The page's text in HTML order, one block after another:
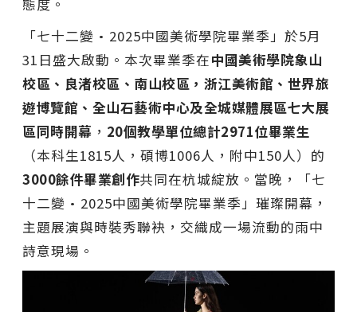
「七十二變•2025中國美術學院畢業季」於5月
31日盛大啟動。本次畢業季在中國美術學院象山
校區、良渚校區、南山校區，浙江美術館、世界旅
遊博覽館、全山石藝術中心及全城媒體展區七大展
區同時開幕 ， 20個教學單位總計2971位畢業生
（本科生1815人，碩博1006人，附中150人）的
3000餘件畢業創作共同在杭城綻放。當晚，「七
十二變•2025中國美術學院畢業季」璀璨開幕，
主題展演與時裝秀聯袂，交織成一場流動的雨中
詩意現場。